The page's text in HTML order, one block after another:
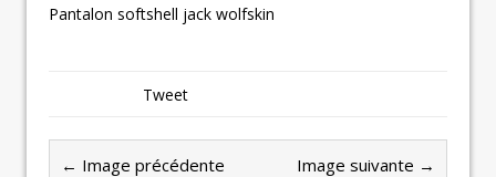
Pantalon softshell jack wolfskin
Tweet
← Image précédente Image suivante →